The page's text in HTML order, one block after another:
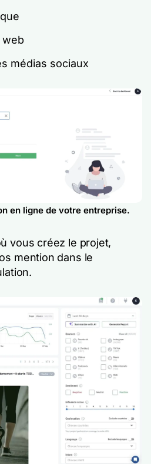
web
médias sociaux
en ligne de votre entreprise.
vous créez le projet,
mention dans le